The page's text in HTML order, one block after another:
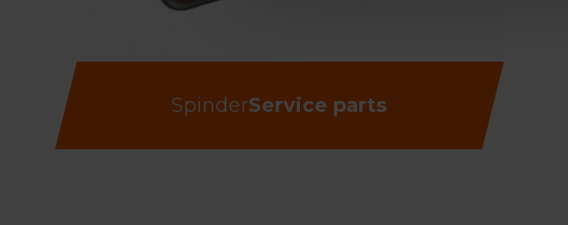
SpinderService parts